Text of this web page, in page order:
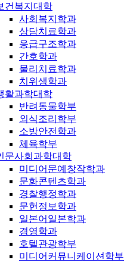
건복지대학
사회복지학과
상담치료학과
응급구조학과
간호학과
물리치료학과
치위생학과
활과학대학
반려동물학부
외식조리학부
소방안전학과
체육학부
문사회과학대학
미디어문예창작학과
문화콘텐츠학과
경찰행정학과
문헌정보학과
일본어일본학과
경영학과
호텔관광학부
미디어커뮤니케이션학부